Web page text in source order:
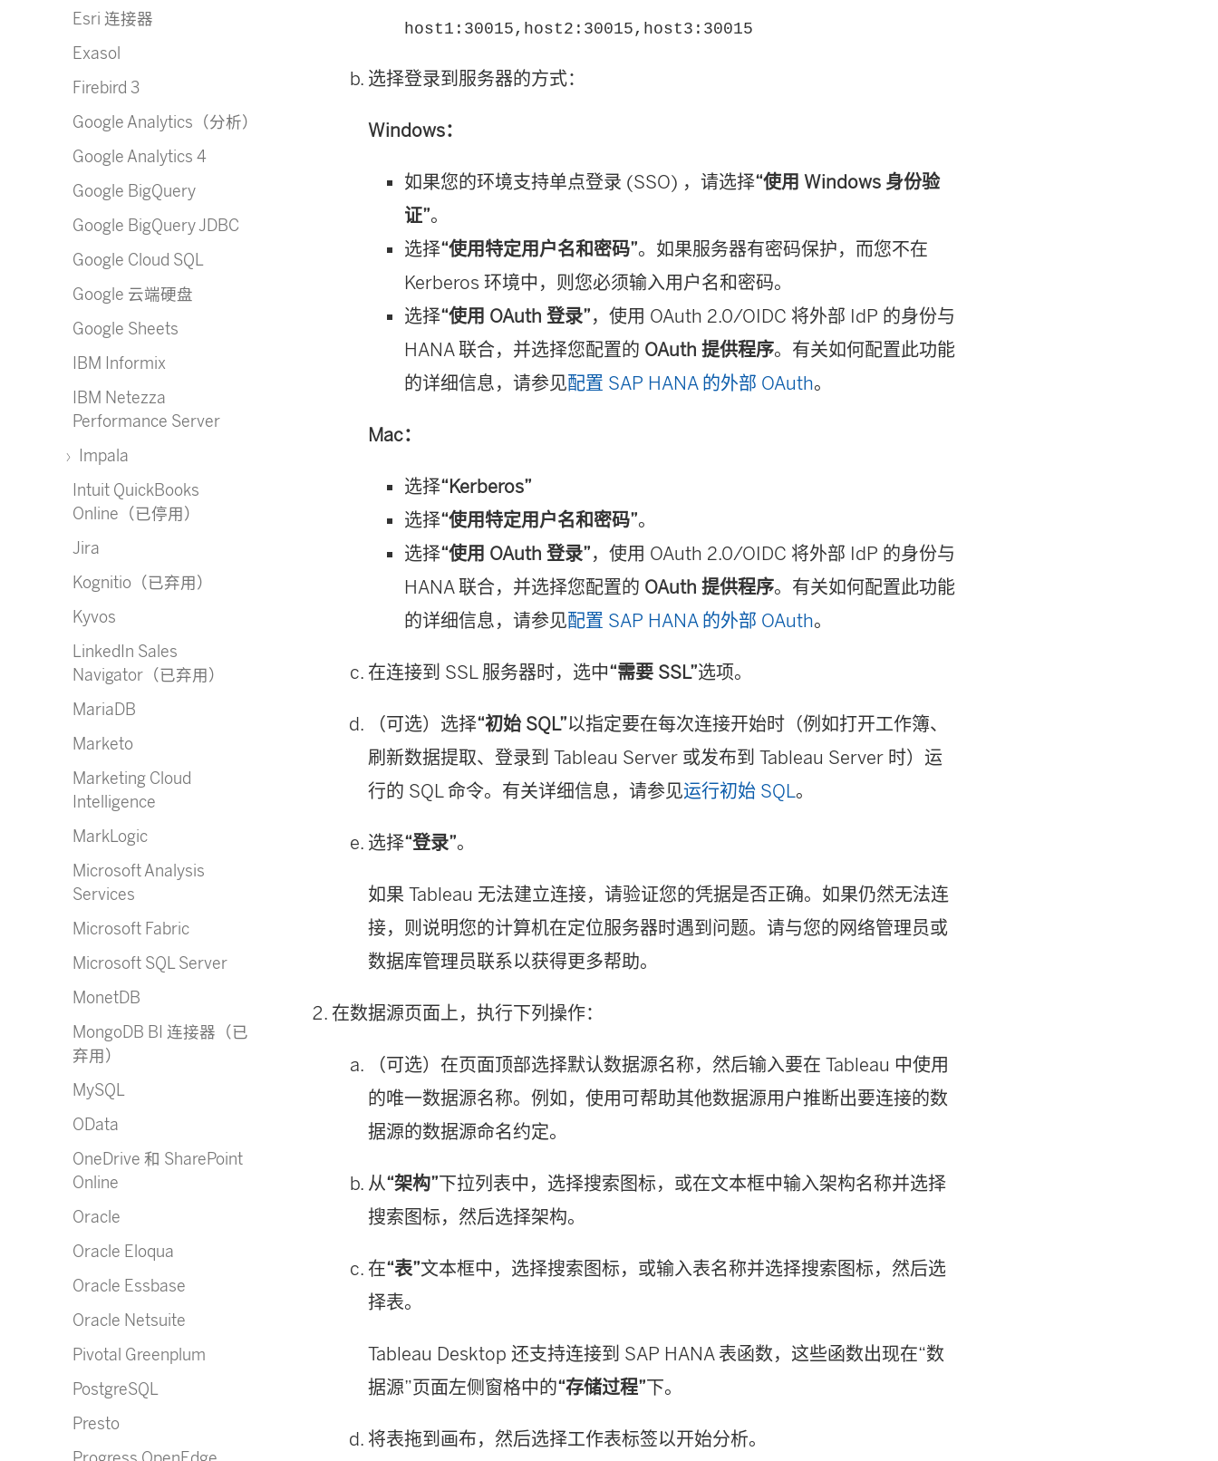
Esri 连接器
Exasol
Firebird 3
Google Analytics（分析）
Google Analytics 4
Google BigQuery
Google BigQuery JDBC
Google Cloud SQL
Google 云端硬盘
Google Sheets
IBM Informix
IBM Netezza
Performance Server
Impala
Intuit QuickBooks
Online（已停用）
Jira
Kognitio（已弃用）
Kyvos
LinkedIn Sales
Navigator（已弃用）
MariaDB
Marketo
Marketing Cloud
Intelligence
MarkLogic
Microsoft Analysis
Services
Microsoft Fabric
Microsoft SQL Server
MonetDB
MongoDB BI 连接器（已
弃用）
MySQL
OData
OneDrive 和 SharePoint
Online
Oracle
Oracle Eloqua
Oracle Essbase
Oracle Netsuite
Pivotal Greenplum
PostgreSQL
Presto
host1:30015,host2:30015,host3:30015
选择登录到服务器的方式：
Windows：
如果您的环境支持单点登录 (SSO) ，请选择“使用 Windows 身份验
证”。
选择“使用特定用户名和密码”。如果服务器有密码保护，而您不在
Kerberos 环境中，则您必须输入用户名和密码。
选择“使用 OAuth 登录”，使用 OAuth 2.0/OIDC 将外部 IdP 的身份与
HANA 联合，并选择您配置的 OAuth 提供程序。有关如何配置此功能
的详细信息，请参见配置 SAP HANA 的外部 OAuth。
Mac：
选择“Kerberos”
选择“使用特定用户名和密码”。
选择“使用 OAuth 登录”，使用 OAuth 2.0/OIDC 将外部 IdP 的身份与
HANA 联合，并选择您配置的 OAuth 提供程序。有关如何配置此功能
的详细信息，请参见配置 SAP HANA 的外部 OAuth。
在连接到 SSL 服务器时，选中“需要 SSL”选项。
（可选）选择“初始 SQL”以指定要在每次连接开始时（例如打开工作簿、
刷新数据提取、登录到 Tableau Server 或发布到 Tableau Server 时）运
行的 SQL 命令。有关详细信息，请参见运行初始 SQL。
选择“登录”。
如果 Tableau 无法建立连接，请验证您的凭据是否正确。如果仍然无法连
接，则说明您的计算机在定位服务器时遇到问题。请与您的网络管理员或
数据库管理员联系以获得更多帮助。
在数据源页面上，执行下列操作：
（可选）在页面顶部选择默认数据源名称，然后输入要在 Tableau 中使用
的唯一数据源名称。例如，使用可帮助其他数据源用户推断出要连接的数
据源的数据源命名约定。
从“架构”下拉列表中，选择搜索图标，或在文本框中输入架构名称并选择
搜索图标，然后选择架构。
在“表”文本框中，选择搜索图标，或输入表名称并选择搜索图标，然后选
择表。
Tableau Desktop 还支持连接到 SAP HANA 表函数，这些函数出现在“数
据源”页面左侧窗格中的“存储过程”下。
将表拖到画布，然后选择工作表标签以开始分析。